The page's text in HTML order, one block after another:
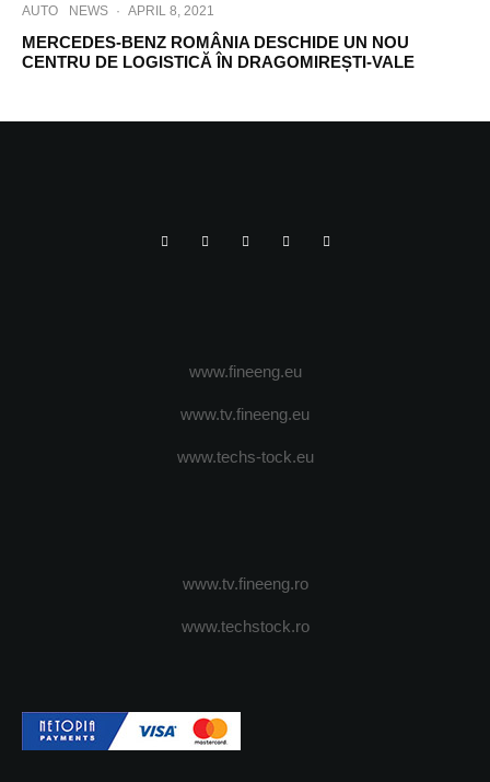
AUTO NEWS · APRIL 8, 2021
MERCEDES-BENZ ROMÂNIA DESCHIDE UN NOU
CENTRU DE LOGISTICĂ ÎN DRAGOMIREȘTI-VALE
www.fineeng.eu
www.tv.fineeng.eu
www.techs-tock.eu
www.tv.fineeng.ro
www.techstock.ro